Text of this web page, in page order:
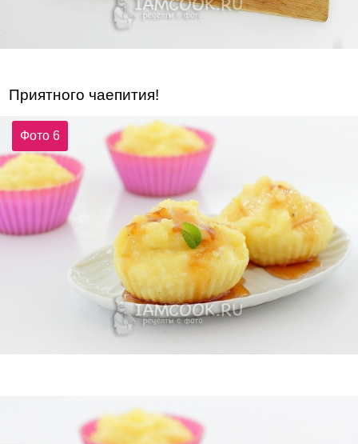
Приятного чаепития!
Фото 6